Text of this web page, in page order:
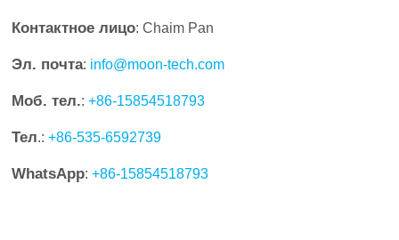
Контактное лицо: Chaim Pan
Эл. почта: info@moon-tech.com
Моб. тел.:+86-15854518793
Тел.:+86-535-6592739
WhatsApp:+86-15854518793